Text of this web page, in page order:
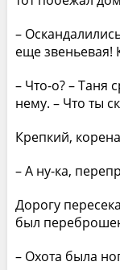
–
еще звеньевая!
– Что-о? – Таня
нему. – Что ты
Крепкий,
– А ну-ка,
Дорогу
был
– Охота была